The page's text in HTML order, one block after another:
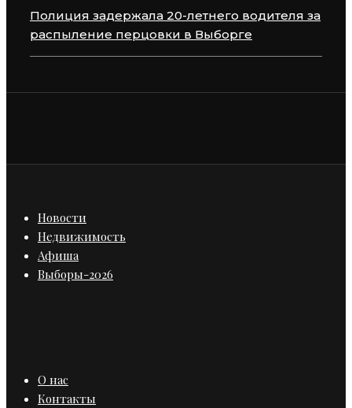
Полиция задержала 20-летнего водителя за
распыление перцовки в Выборге
Новости
Недвижимость
Афиша
Выборы-2026
О нас
Контакты